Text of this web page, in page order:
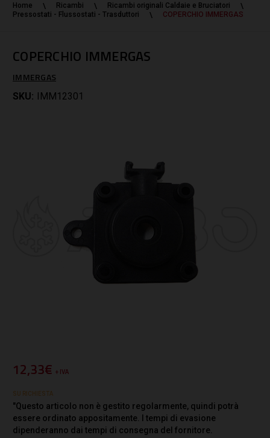
Home Ricambi
Ricambi originali Caldaie e Bruciatori
Pressostati - Flussostati - Trasduttori
COPERCHIO IMMERGAS
COPERCHIO IMMERGAS
IMMERGAS
SKU: IMM12301
12,33€ + IVA
SU RICHIESTA
"Questo articolo non è gestito regolarmente, quindi potrà
essere ordinato appositamente. I tempi di evasione
dipenderanno dai tempi di consegna del fornitore.